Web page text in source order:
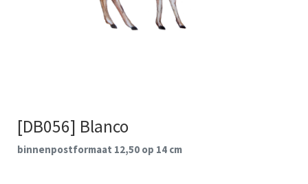
[DB056] Blanco
binnenpostformaat 12,50 op 14 cm